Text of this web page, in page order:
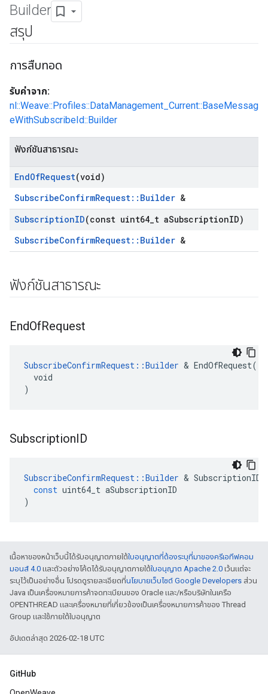
Builder
สรุป
การสืบทอด
รับค่าจาก:
nl::Weave::Profiles::DataManagement_Current::BaseMessag
eWithSubscribeId::Builder
ฟังก์ชันสาธารณะ
EndOfRequest(void)
SubscribeConfirmRequest::Builder &
SubscriptionID(const uint64 t aSubscriptionID)
SubscribeConfirmRequest::Builder &
ฟังก์ชันสาธารณะ
EndOfRequest
SubscribeConfirmRequest::Builder & EndOfRequest(
  void
)
SubscriptionID
SubscribeConfirmRequest ::Builder & SubscriptionID
const uint64_t aSubscriptionID
)
เนื้อหาของหน้าเว็บนี้ได้รับอนุญาตภายใต้ใบอนุญาตที่ต้องระบุที่มาของครีเอทีฟคอม
มอนส์ 4.0 และตัวอย่างโค้ดได้รับอนุญาตภายใต้ใบอนุญาต Apache 2.0 เว้นแต่จะ
ระบุไว้เป็นอย่างอื่น โปรดดูรายละเอียดที่นโยบายเว็บไซต์ Google Developers ส่วน
Java เป็นเครื่องหมายการค้าจดทะเบียนของ Oracle และ/หรือบริษัทในเครือ
OPENTHREAD และเครื่องหมายที่เกี่ยวข้องเป็นเครื่องหมายการค้าของ Thread
Group และใช้ภายใต้ใบอนุญาต
อัปเดตล่าสุด 2026-02-18 UTC
GitHub